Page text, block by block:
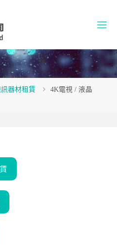
器材租賃
4K電視 / 液晶